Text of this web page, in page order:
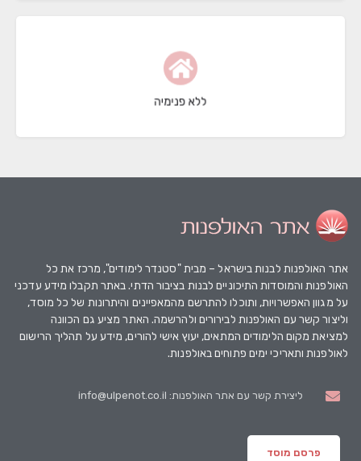
ללא פנימיה
76 תוצאות
אתר האולפנות לבנות בישראל – מבית "סטנדר לימודים", מרכז את כל
האולפנות והמוסדות התיכוניים לבנות בציבור הדתי. באתר תקבלו מידע עדכני
על מגוון האפשרויות, ותוכלו להתרשם מהמאפיינים והיתרונות של כל מוסד,
וליצור קשר עם האולפנות לבירורים ולהרשמה. האתר מציע גם הכוונה
למציאת מקום הלימודים המתאים, יעוץ אישי להורים, מידע על תהליך הרישום
לאולפנות ותאריכי ימים פתוחים באולפנות.
ליצירת קשר עם אתר האולפנות: info@ulpenot.co.il
פרסם מוסד